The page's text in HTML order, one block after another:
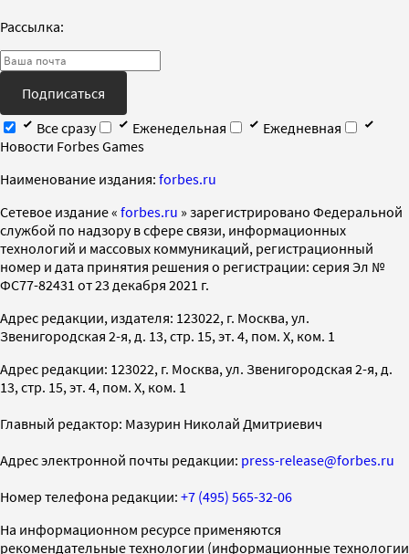
Рассылка:
Подписаться
Все сразу
Еженедельная
Ежедневная
Новости Forbes Games
Наименование издания: forbes.ru
Cетевое издание « forbes.ru » зарегистрировано Федеральной
службой по надзору в сфере связи, информационных
технологий и массовых коммуникаций, регистрационный
номер и дата принятия решения о регистрации: серия Эл №
ФС77-82431 от 23 декабря 2021 г.
Адрес редакции, издателя: 123022, г. Москва, ул.
Звенигородская 2-я, д. 13, стр. 15, эт. 4, пом. X, ком. 1
Адрес редакции: 123022, г. Москва, ул. Звенигородская 2-я, д.
13, стр. 15, эт. 4, пом. X, ком. 1
Главный редактор: Мазурин Николай Дмитриевич
Адрес электронной почты редакции: press-release@forbes.ru
Номер телефона редакции: +7 (495) 565-32-06
На информационном ресурсе применяются
рекомендательные технологии (информационные технологии